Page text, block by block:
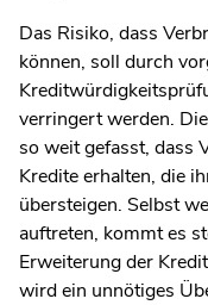
Das Risiko, dass
können, soll durch
verringert werden.
so weit gefasst, dass
Kredite erhalten, die
übersteigen. Selbst
auftreten, kommt es
Erweiterung der
wird ein unnötiges